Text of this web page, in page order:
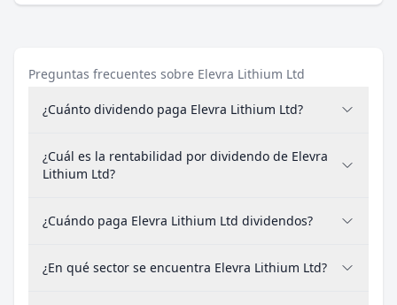
Preguntas frecuentes sobre Elevra Lithium Ltd
¿Cuánto dividendo paga Elevra Lithium Ltd?
¿Cuál es la rentabilidad por dividendo de Elevra
Lithium Ltd?
¿Cuándo paga Elevra Lithium Ltd dividendos?
¿En qué sector se encuentra Elevra Lithium Ltd?